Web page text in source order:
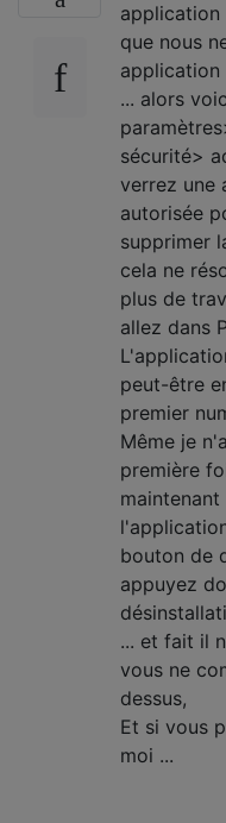
application
que nous
application
... alors
sécurité>
verrez une
autorisée
supprimer
cela ne
plus de
allez dans
peut-être
premier
Même je
première
bouton de
appuyez
... et fait il
vous ne
dessus,
Et si vous
moi ...